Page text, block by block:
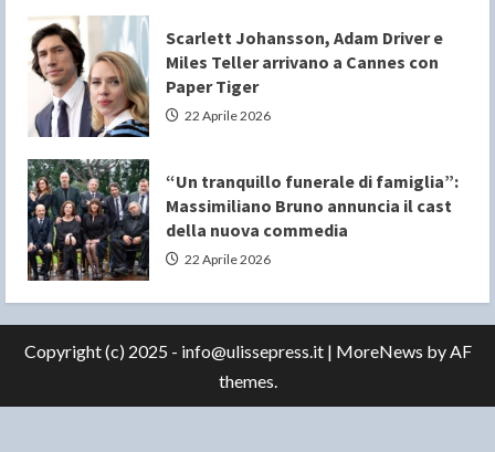
Scarlett Johansson, Adam Driver e
Miles Teller arrivano a Cannes con
Paper Tiger
22 Aprile 2026
“Un tranquillo funerale di famiglia”:
Massimiliano Bruno annuncia il cast
della nuova commedia
22 Aprile 2026
Copyright (c) 2025 - info@ulissepress.it | MoreNews by AF
themes.